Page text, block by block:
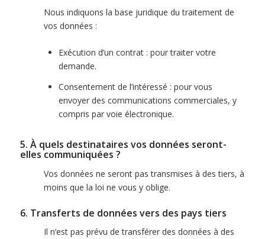
Nous indiquons la base juridique du traitement de
vos données :
Exécution d’un contrat : pour traiter votre
demande.
Consentement de l’intéressé : pour vous
envoyer des communications commerciales, y
compris par voie électronique.
5. À quels destinataires vos données seront-
elles communiquées ?
Vos données ne seront pas transmises à des tiers, à
moins que la loi ne vous y oblige.
6. Transferts de données vers des pays tiers
Il n’est pas prévu de transférer des données à des